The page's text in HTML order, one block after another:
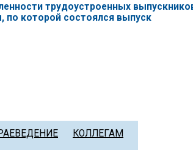
трудоустроенных
по которой состоялся выпуск
КОЛЛЕГАМ